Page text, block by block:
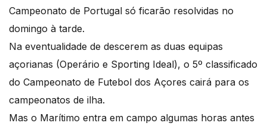
Campeonato de Portugal só ficarão resolvidas no
domingo à tarde.
Na eventualidade de descerem as duas equipas
açorianas (Operário e Sporting Ideal), o 5º classificado
do Campeonato de Futebol dos Açores cairá para os
campeonatos de ilha.
Mas o Marítimo entra em campo algumas horas antes